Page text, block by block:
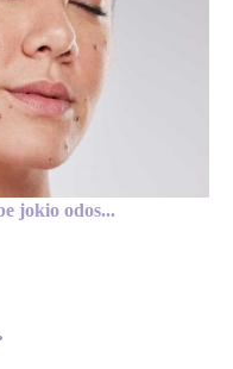
jokio odos...